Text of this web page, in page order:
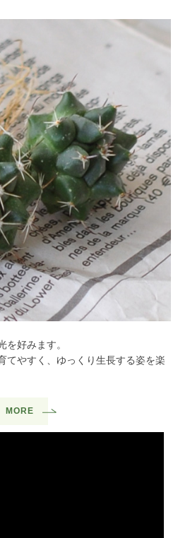
を好みます。
てやすく、ゆっくり生長する姿を楽
MORE